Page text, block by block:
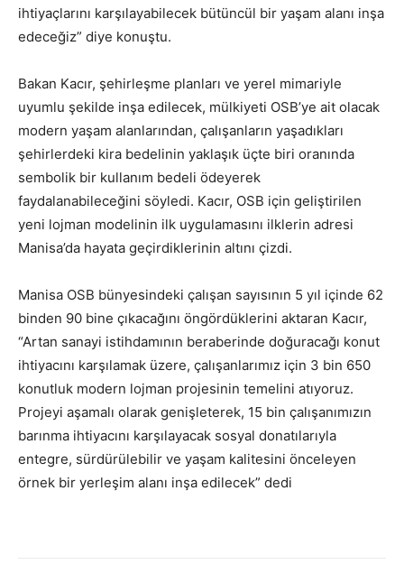
ihtiyaçlarını karşılayabilecek bütüncül bir yaşam alanı inşa
edeceğiz” diye konuştu.
Bakan Kacır, şehirleşme planları ve yerel mimariyle
uyumlu şekilde inşa edilecek, mülkiyeti OSB’ye ait olacak
modern yaşam alanlarından, çalışanların yaşadıkları
şehirlerdeki kira bedelinin yaklaşık üçte biri oranında
sembolik bir kullanım bedeli ödeyerek
faydalanabileceğini söyledi. Kacır, OSB için geliştirilen
yeni lojman modelinin ilk uygulamasını ilklerin adresi
Manisa’da hayata geçirdiklerinin altını çizdi.
Manisa OSB bünyesindeki çalışan sayısının 5 yıl içinde 62
binden 90 bine çıkacağını öngördüklerini aktaran Kacır,
“Artan sanayi istihdamının beraberinde doğuracağı konut
ihtiyacını karşılamak üzere, çalışanlarımız için 3 bin 650
konutluk modern lojman projesinin temelini atıyoruz.
Projeyi aşamalı olarak genişleterek, 15 bin çalışanımızın
barınma ihtiyacını karşılayacak sosyal donatılarıyla
entegre, sürdürülebilir ve yaşam kalitesini önceleyen
örnek bir yerleşim alanı inşa edilecek” dedi